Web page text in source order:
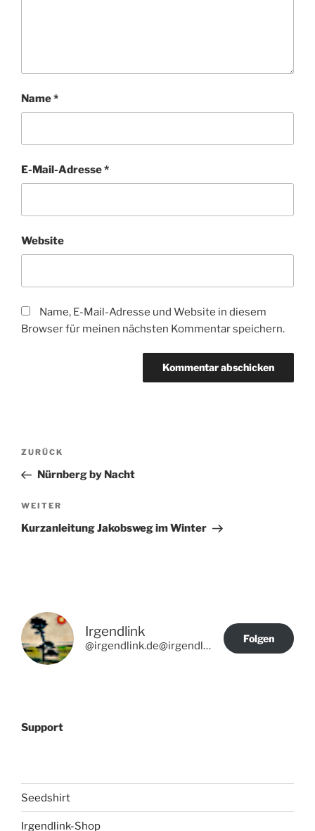
Name*
E-Mail-Adresse*
Website
Name, E-Mail-Adresse und Website in diesem
Browser für meinen nächsten Kommentar speichern.
Beitragsnavigation
Vorheriger
Beitrag
ZURÜCK
Nürnberg by Nacht
Nächster
Beitrag
WEITER
Kurzanleitung Jakobsweg im Winter
Irgendlink
@irgendlink.de@irgendlink.de
Folgen
Support
Seedshirt
Irgendlink-Shop